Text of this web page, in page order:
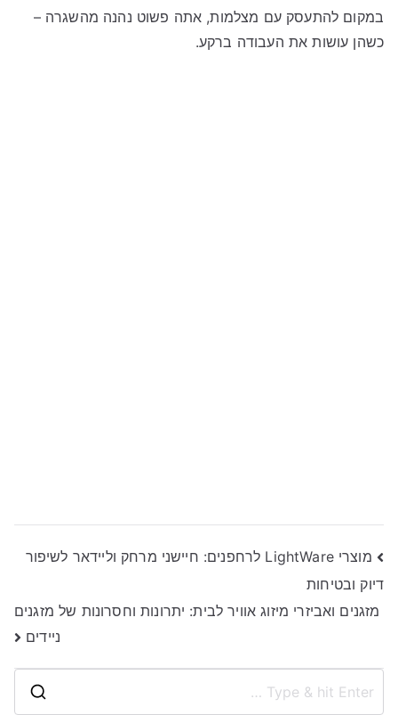
במקום להתעסק עם מצלמות, אתה פשוט נהנה מהשגרה –
כשהן עושות את העבודה ברקע.
ניווט
מוצרי LightWare לרחפנים: חיישני מרחק וליידאר לשיפור
דיוק ובטיחות
מזגנים ואביזרי מיזוג אוויר לבית: יתרונות וחסרונות של מזגנים
ניידים